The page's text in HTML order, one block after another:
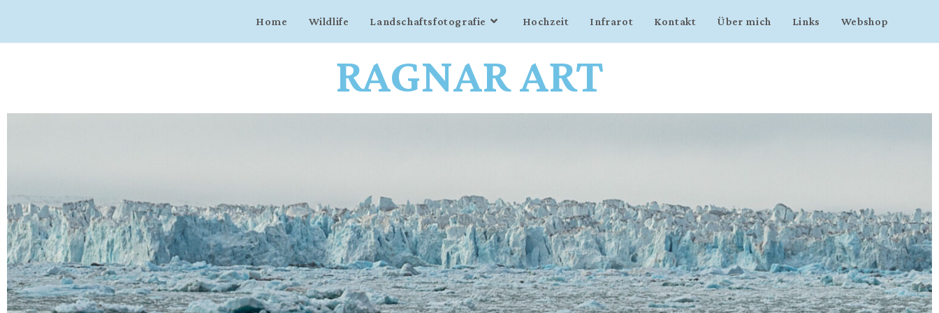
Home Wildlife Landschaftsfotografie Hochzeit Infrarot Kontakt Über mich Links Webshop
RAGNAR ART